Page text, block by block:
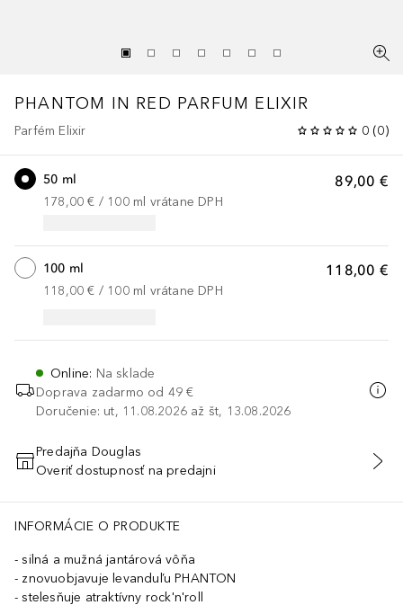
PHANTOM IN RED PARFUM ELIXIR
Parfém Elixir 0 (0)
89,00 €
50 ml
178,00 € / 100 ml vrátane DPH
118,00 €
100 ml
118,00 € / 100 ml vrátane DPH
Online: Na sklade
Doprava zadarmo od 49 €
Doručenie: ut, 11.08.2026 až št, 13.08.2026
PRIDAŤ DO KOŠÍKA
Predajňa Douglas
Overiť dostupnosť na predajni
INFORMÁCIE O PRODUKTE
silná a mužná jantárová vôňa
znovuobjavuje levanduľu PHANTON
stelesňuje atraktívny rock'n'roll